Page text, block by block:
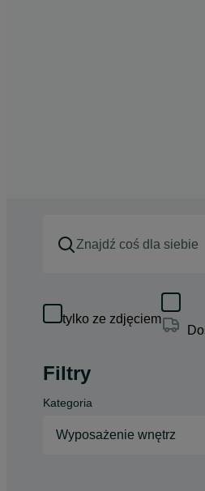
tylko ze zdjęciem
Filtry
Kategoria
Wyposażenie wnętrz